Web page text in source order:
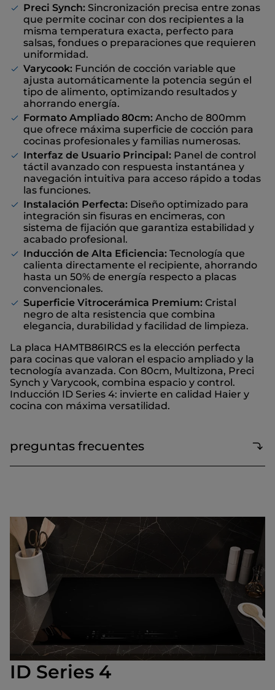
Preci Synch: Sincronización precisa entre zonas
que permite cocinar con dos recipientes a la
misma temperatura exacta, perfecto para
salsas, fondues o preparaciones que requieren
uniformidad.
Varycook: Función de cocción variable que
ajusta automáticamente la potencia según el
tipo de alimento, optimizando resultados y
ahorrando energía.
Formato Ampliado 80cm: Ancho de 800mm
que ofrece máxima superficie de cocción para
cocinas profesionales y familias numerosas.
Interfaz de Usuario Principal: Panel de control
táctil avanzado con respuesta instantánea y
navegación intuitiva para acceso rápido a todas
las funciones.
Instalación Perfecta: Diseño optimizado para
integración sin fisuras en encimeras, con
sistema de fijación que garantiza estabilidad y
acabado profesional.
Inducción de Alta Eficiencia: Tecnología que
calienta directamente el recipiente, ahorrando
hasta un 50% de energía respecto a placas
convencionales.
Superficie Vitrocerámica Premium: Cristal
negro de alta resistencia que combina
elegancia, durabilidad y facilidad de limpieza.
La placa HAMTB86IRCS es la elección perfecta
para cocinas que valoran el espacio ampliado y la
tecnología avanzada. Con 80cm, Multizona, Preci
Synch y Varycook, combina espacio y control.
Inducción ID Series 4: invierte en calidad Haier y
cocina con máxima versatilidad.
preguntas frecuentes
ID Series 4